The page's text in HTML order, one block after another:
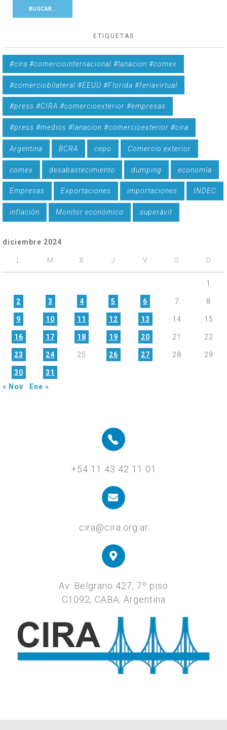
ETIQUETAS
#cira #comerciointernacional #lanacion #comex
#comerciobilateral #EEUU #Florida #feriavirtual
#press #CIRA #comercioexterior #empresas
#press #medios #lanacion #comercioexterior #cira
Argentina BCRA cepo Comercio exterior
comex desabastecimiento dumping economía
Empresas Exportaciones importaciones INDEC
inflación Monitor económico superávit
diciembre 2024
M X J V S D
1
2 3 4 5 6 7 8
9 10 11 12 13 14 15
16 17 18 19 20 21 22
23 24 25 26 27 28 29
30
31
« Nov
Ene »
+54 11 43 42 11 01
cira@cira.org.ar
Av. Belgrano 427, 7º piso
C1092, CABA, Argentina